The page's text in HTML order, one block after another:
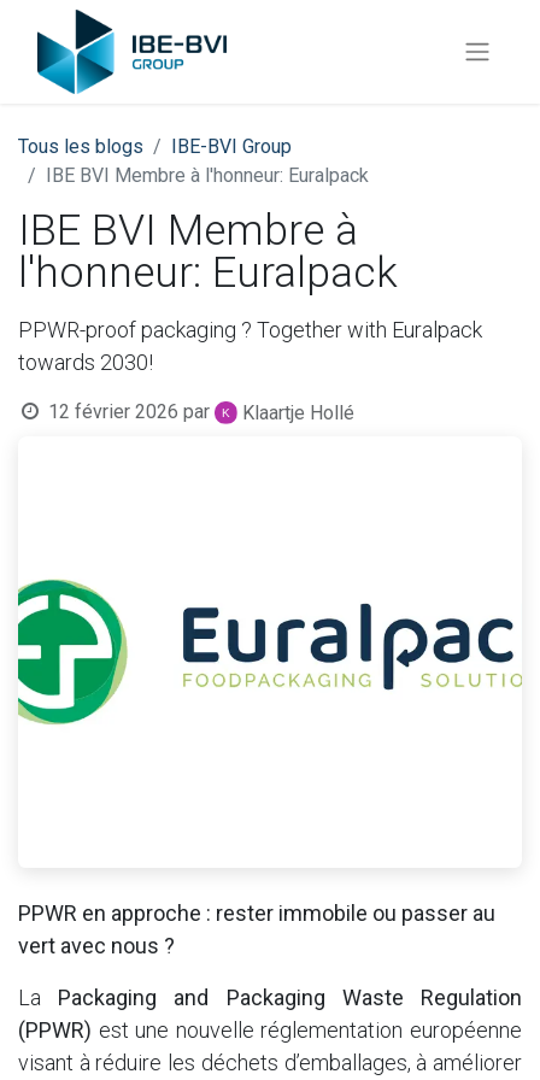
Tous les blogs
​IBE-BVI Group
IBE BVI Membre à l'honneur: Euralpack
IBE BVI Membre à
l'honneur: Euralpack
PPWR-proof packaging ? Together with Euralpack
towards 2030!
12 février 2026 par Klaartje Hollé
PPWR en approche : rester immobile ou passer au
vert avec nous ?
La Packaging and Packaging Waste Regulation
(PPWR) est une nouvelle réglementation européenne
visant à réduire les déchets d’emballages, à améliorer